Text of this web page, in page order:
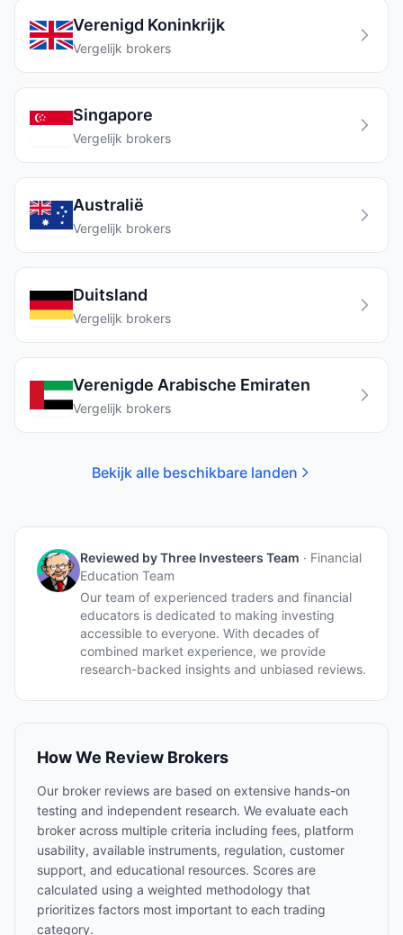
Verenigd Koninkrijk
Vergelijk brokers
Singapore
Vergelijk brokers
Australië
Vergelijk brokers
Duitsland
Vergelijk brokers
Verenigde Arabische Emiraten
Vergelijk brokers
Bekijk alle beschikbare landen
Reviewed byThree Investeers Team · Financial
Education Team
Our team of experienced traders and financial
educators is dedicated to making investing
accessible to everyone. With decades of
combined market experience, we provide
research-backed insights and unbiased reviews.
How We Review Brokers
Our broker reviews are based on extensive hands-on
testing and independent research. We evaluate each
broker across multiple criteria including fees, platform
usability, available instruments, regulation, customer
support, and educational resources. Scores are
calculated using a weighted methodology that
prioritizes factors most important to each trading
category.